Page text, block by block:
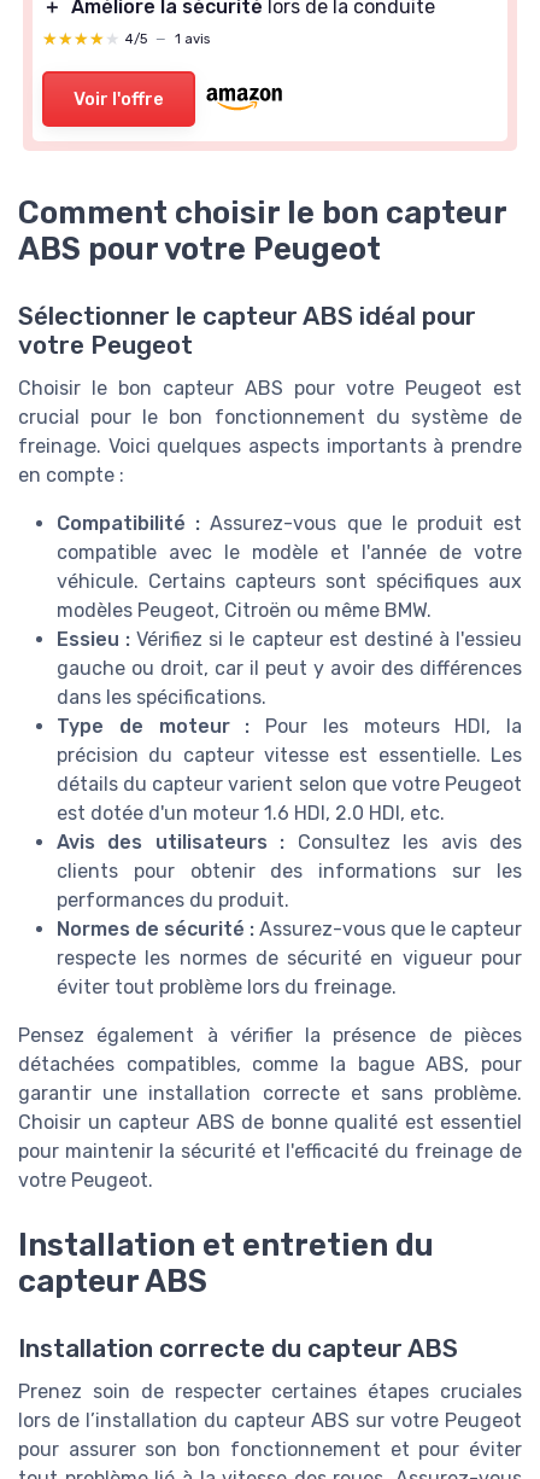
＋ Améliore la sécurité lors de la conduite
★★★★★
★★★★★ 4/5 — 1 avis
Voir l'offre
Comment choisir le bon capteur
ABS pour votre Peugeot
Sélectionner le capteur ABS idéal pour
votre Peugeot
Choisir le bon capteur ABS pour votre Peugeot est
crucial pour le bon fonctionnement du système de
freinage. Voici quelques aspects importants à prendre
en compte :
Compatibilité : Assurez-vous que le produit est
compatible avec le modèle et l'année de votre
véhicule. Certains capteurs sont spécifiques aux
modèles Peugeot, Citroën ou même BMW.
Essieu : Vérifiez si le capteur est destiné à l'essieu
gauche ou droit, car il peut y avoir des différences
dans les spécifications.
Type de moteur : Pour les moteurs HDI, la
précision du capteur vitesse est essentielle. Les
détails du capteur varient selon que votre Peugeot
est dotée d'un moteur 1.6 HDI, 2.0 HDI, etc.
Avis des utilisateurs : Consultez les avis des
clients pour obtenir des informations sur les
performances du produit.
Normes de sécurité : Assurez-vous que le capteur
respecte les normes de sécurité en vigueur pour
éviter tout problème lors du freinage.
Pensez également à vérifier la présence de pièces
détachées compatibles, comme la bague ABS, pour
garantir une installation correcte et sans problème.
Choisir un capteur ABS de bonne qualité est essentiel
pour maintenir la sécurité et l'efficacité du freinage de
votre Peugeot.
Installation et entretien du
capteur ABS
Installation correcte du capteur ABS
Prenez soin de respecter certaines étapes cruciales
lors de l’installation du capteur ABS sur votre Peugeot
pour assurer son bon fonctionnement et pour éviter